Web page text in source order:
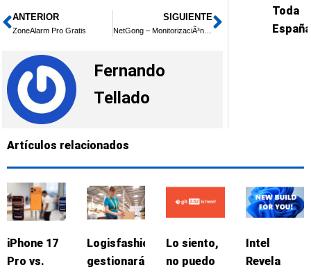
Ant
ANTERIOR
ZoneAlarm Pro Gratis
SIGUIENTE
NetGong – MonitorizaciÃ³n de Redes Siguiente
Fernando
Tellado
Toda
España
Artículos relacionados
iPhone 17
Pro vs.
Logisfashion
gestionará
Lo siento,
no puedo
Intel
Revela